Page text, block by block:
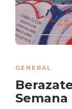
GENERAL